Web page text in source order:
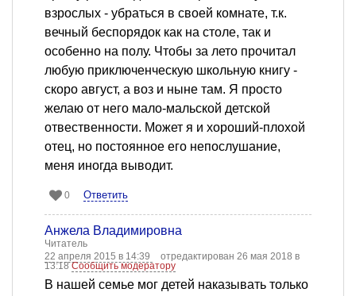
взрослых - убраться в своей комнате, т.к.
вечный беспорядок как на столе, так и
особенно на полу. Чтобы за лето прочитал
любую приключенческую школьную книгу -
скоро август, а воз и ныне там. Я просто
желаю от него мало-мальской детской
отвественности. Может я и хороший-плохой
отец, но постоянное его непослушание,
меня иногда выводит.
0 Ответить
Анжела Владимировна
Читатель
22 апреля 2015 в 14:39
отредактирован 26 мая 2018 в
13:18Сообщить модератору
В нашей семье мог детей наказывать только